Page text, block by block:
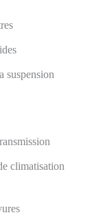
suspension
climatisation